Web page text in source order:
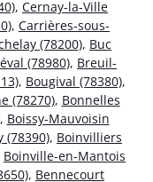
, Cernay-la-Ville
, Carrières-sous-
(78200), Buc
(78980), Breuil-
, Bougival (78380),
(78270), Bonnelles
, Boissy-Mauvoisin
(78390), Boinvilliers
Boinville-en-Mantois
, Bennecourt